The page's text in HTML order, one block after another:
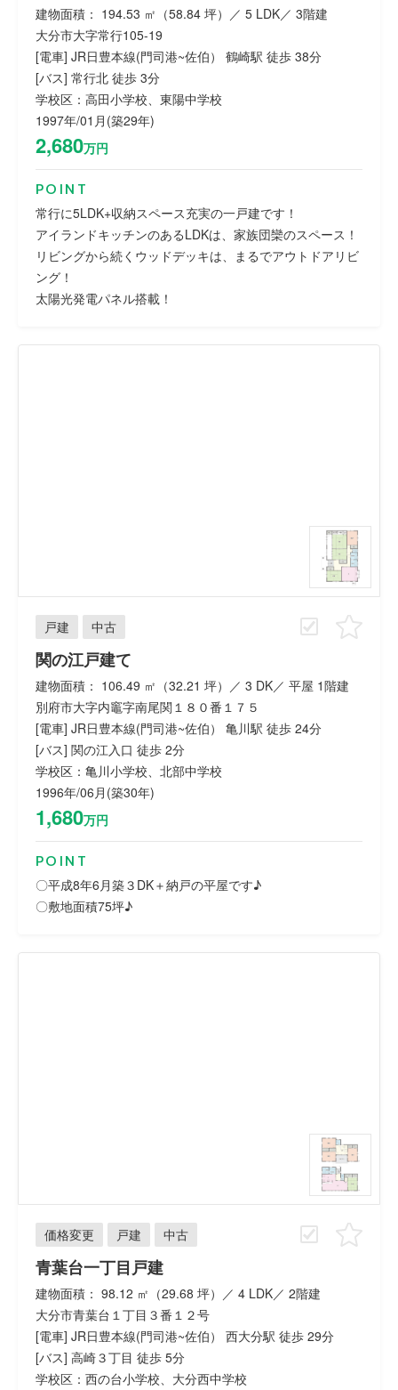
建物面積： 194.53 ㎡（58.84 坪）／ 5 LDK／ 3階建
大分市大字常行105-19
[電車] JR日豊本線(門司港~佐伯） 鶴崎駅 徒歩 38分
[バス] 常行北 徒歩 3分
学校区：高田小学校、東陽中学校
1997年/01月(築29年)
2,680万円
POINT
常行に5LDK+収納スペース充実の一戸建です！
アイランドキッチンのあるLDKは、家族団欒のスペース！
リビングから続くウッドデッキは、まるでアウトドアリビ
ング！
太陽光発電パネル搭載！
戸建 中古
関の江戸建て
建物面積： 106.49 ㎡（32.21 坪）／ 3 DK／ 平屋 1階建
別府市大字内竈字南尾関１８０番１７５
[電車] JR日豊本線(門司港~佐伯） 亀川駅 徒歩 24分
[バス] 関の江入口 徒歩 2分
学校区：亀川小学校、北部中学校
1996年/06月(築30年)
1,680万円
POINT
〇平成8年6月築３DK＋納戸の平屋です♪
〇敷地面積75坪♪
価格変更 戸建 中古
青葉台一丁目戸建
建物面積： 98.12 ㎡（29.68 坪）／ 4 LDK／ 2階建
大分市青葉台１丁目３番１２号
[電車] JR日豊本線(門司港~佐伯） 西大分駅 徒歩 29分
[バス] 高崎３丁目 徒歩 5分
学校区：西の台小学校、大分西中学校